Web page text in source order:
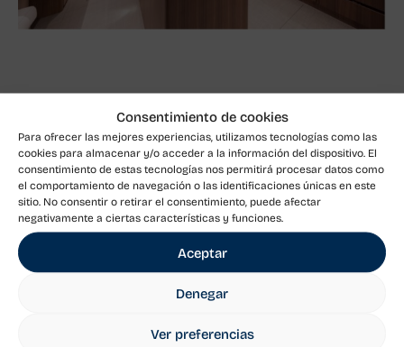
Consentimiento de cookies
Para ofrecer las mejores experiencias, utilizamos tecnologías como las
cookies para almacenar y/o acceder a la información del dispositivo. El
consentimiento de estas tecnologías nos permitirá procesar datos como
el comportamiento de navegación o las identificaciones únicas en este
sitio. No consentir o retirar el consentimiento, puede afectar
negativamente a ciertas características y funciones.
Aceptar
Denegar
Ver preferencias
Rendiment: Navegació a un
Altre Nivell
El Solaris 111 és sinònim de rendiment superior. La seva
enginyeria avançada li permet lliscar amb agilitat en
qualsevol condició, combinant estabilitat i velocitat per
a una experiència de navegació incomparable.
Perfecte tant per a regates com per a travessies
llargues, aquest veler ha estat dissenyat per superar
les expectatives més exigents.